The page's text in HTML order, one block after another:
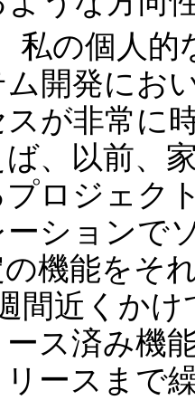
私の個人
開発にお
が非常に
、以前、
ロジェク
ーションで
機能をそ
間近くか
ス済み機
ースまで